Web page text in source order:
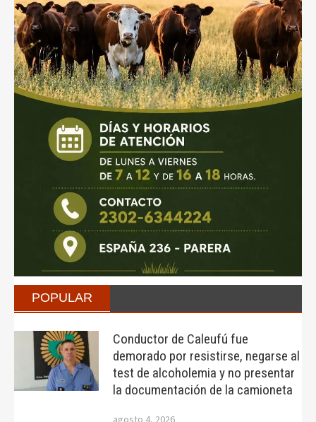
POPULAR
Conductor de Caleufú fue
demorado por resistirse, negarse al
test de alcoholemia y no presentar
la documentación de la camioneta
agosto 4, 2026